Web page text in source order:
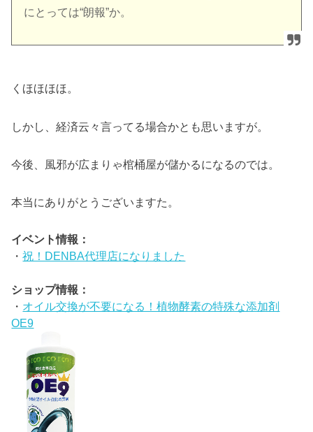
にとっては“朗報”か。
くほほほほ。
しかし、経済云々言ってる場合かとも思いますが。
今後、風邪が広まりゃ棺桶屋が儲かるになるのでは。
本当にありがとうございますた。
イベント情報：
・祝！DENBA代理店になりました
ショップ情報：
・ オイル交換が不要になる！植物酵素の特殊な添加剤
OE9